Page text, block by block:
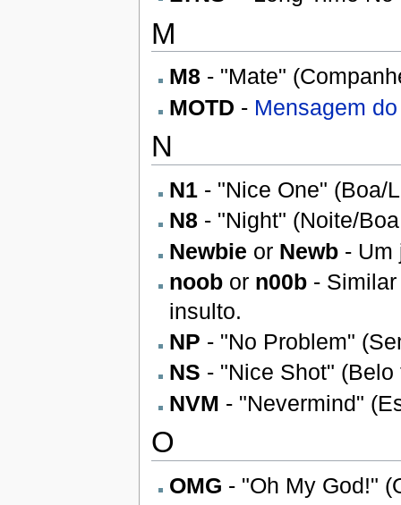
M
M8- "Mate"
MOTD - Mensagem
N
N1- "Nice One" (Boa/
N8- "Night" (Noite/
Newbie or Newb- Um
noobor n00b- Similar
insulto.
NP - "No Problem"
NS - "Nice Shot" (Belo
NVM - "Nevermind"
O
OMG - "Oh My God!"